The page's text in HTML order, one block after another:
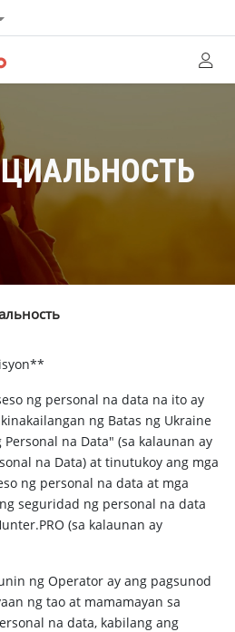
ng personal na data na ito ay
ng Batas ng Ukraine
na Data" (sa kalaunan ay
na Data) at tinutukoy ang mga
ng personal na data at mga
seguridad ng personal na data
(sa kalaunan ay
ng Operator ay ang pagsunod
ng tao at mamamayan sa
na data, kabilang ang